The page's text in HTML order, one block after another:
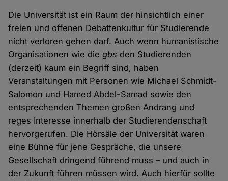
Die Universität ist ein Raum der hinsichtlich einer
freien und offenen Debattenkultur für Studierende
nicht verloren gehen darf. Auch wenn humanistische
Organisationen wie diegbs den Studierenden
(derzeit) kaum ein Begriff sind, haben
Veranstaltungen mit Personen wie Michael Schmidt-
Salomon und Hamed Abdel-Samad sowie den
entsprechenden Themen großen Andrang und
reges Interesse innerhalb der Studierendenschaft
hervorgerufen. Die Hörsäle der Universität waren
eine Bühne für jene Gespräche, die unsere
Gesellschaft dringend führend muss – und auch in
der Zukunft führen müssen wird. Auch hierfür sollte